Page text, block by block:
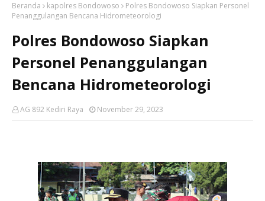
Beranda kapolres Bondowoso
Polres Bondowoso Siapkan Personel
Penanggulangan Bencana Hidrometeorologi
Polres Bondowoso Siapkan
Personel Penanggulangan
Bencana Hidrometeorologi
AG 892 Kediri Raya November 29, 2023